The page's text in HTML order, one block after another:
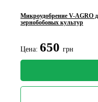
Микроудобрение V-AGRO
зернобобовых культур
Цена: 650 грн